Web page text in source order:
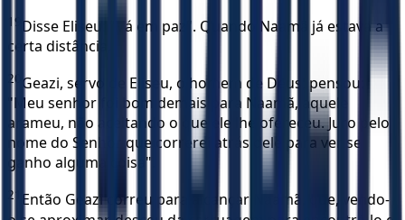
19 Disse Eliseu: "Vá em paz". Quando Naamã já estava a
certa distância,
20 Geazi, servo de Eliseu, o homem de Deus, pensou:
"Meu senhor foi bom demais para Naamã, aquele
arameu, não aceitando o que ele lhe ofereceu. Juro pelo
nome do Senhor que correrei atrás dele para ver se
ganho alguma coisa".
21
Então Geazi correu para alcançar Naamã, que, vendo-